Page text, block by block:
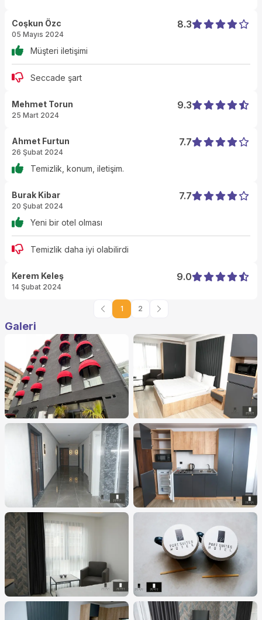
Coşkun Özc
05 Mayıs 2024
8.3
Müşteri iletişimi
Seccade şart
Mehmet Torun
25 Mart 2024
9.3
Ahmet Furtun
26 Şubat 2024
7.7
Temizlik, konum, iletişim.
Burak Kibar
20 Şubat 2024
7.7
Yeni bir otel olması
Temizlik daha iyi olabilirdi
Kerem Keleş
14 Şubat 2024
9.0
1 2
Galeri